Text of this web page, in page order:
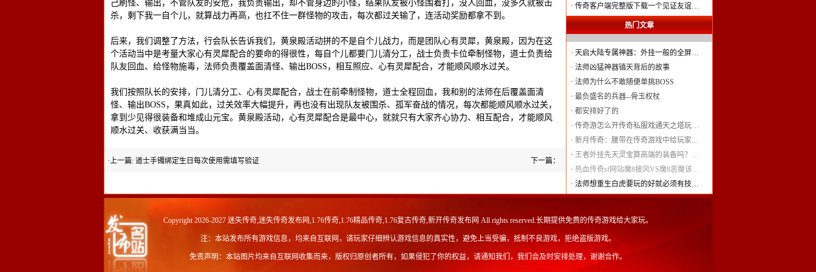
己刷怪、输出，不管队友的安危，我负责输出，却不管身边的小怪，结果队友被小怪围着打，没人回血，没多久就被击
杀，剩下我一自个儿，就算战力再高，也扛不住一群怪物的攻击，每次都过关输了，连活动奖励都拿不到。
后来，我们调整了方法，行会队长告诉我们，黄泉殿活动拼的不是自个儿战力，而是团队心有灵犀，黄泉殿，因为在这
个活动当中是考量大家心有灵犀配合的要命的得很性，每自个儿都要门儿清分工，战士负责卡位牵制怪物，道士负责给
队友回血、给怪物施毒，法师负责覆盖面清怪、输出BOSS，相互照应、心有灵犀配合，才能顺风顺水过关。
我们按照队长的安排，门儿清分工、心有灵犀配合，战士在前牵制怪物，道士全程回血，我和别的法师在后覆盖面清
怪、输出BOSS，果真如此，过关效率大幅提升，再也没有出现队友被围杀、孤军奋战的情况，每次都能顺风顺水过关，
拿到少见得很装备和堆成山元宝。黄泉殿活动，心有灵犀配合是最中心，就就只有大家齐心协力、相互配合，才能顺风
顺水过关、收获满当当。
·上一篇: 道士手镯绑定生日每次使用需填写验证 下一篇：
· 传奇客户端完整版下载一个见证友谊…
热门文章
· 天启大陆专属神器：外挂一般的全屏…
· 法师凶猛神器镇天背后的故事
· 法师为什么不敢随便单挑BOSS
· 最负盛名的兵器--骨玉权杖
· 都安排好了的
· 传奇游怎么开传奇私服戏通天之塔玩…
· 新月传奇：腰带在传奇游戏中给玩家…
· 王者外挂先天灵宝算高端的装备吗？…
· 热血传奇sf网站魔8披风VS魔8恶魔该…
· 法师想重生白虎要玩的好就必须有技…
Copyright 2026-2027 迷失传奇,迷失传奇发布网,1.76传奇,1.76精品传奇,1.76复古传奇,新开传奇发布网 All rights reserved.长期提供免费的传奇游戏给大家玩。
注：本站发布所有游戏信息，均来自互联网，请玩家仔细辨认游戏信息的真实性，避免上当受骗，抵制不良游戏，拒绝盗版游戏。
免责声明：本站图片均来自互联网收集而来，版权归原创者所有，如果侵犯了你的权益，请通知我们，我们会及时安排处理，谢谢合作。